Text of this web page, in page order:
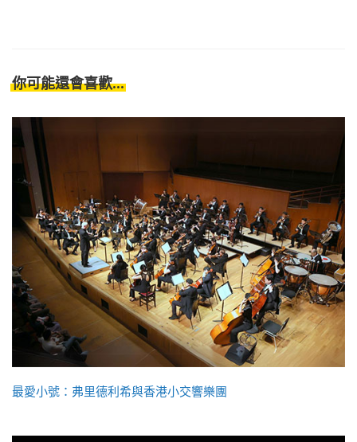
你可能還會喜歡...
最愛小號：弗里德利希與香港小交響樂團